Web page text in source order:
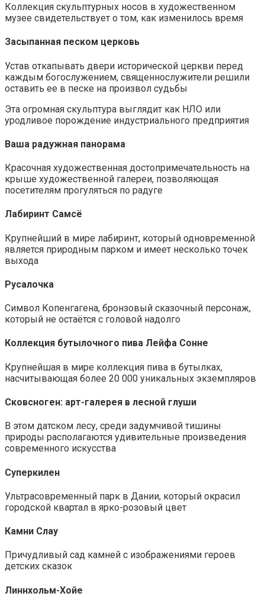
Коллекция скульптурных носов в художественном
музее свидетельствует о том, как изменилось время
Засыпанная песком церковь
Устав откапывать двери исторической церкви перед
каждым богослужением, священнослужители решили
оставить ее в песке на произвол судьбы
Эта огромная скульптура выглядит как НЛО или
уродливое порождение индустриального предприятия
Ваша радужная панорама
Красочная художественная достопримечательность на
крыше художественной галереи, позволяющая
посетителям прогуляться по радуге
Лабиринт Самсё
Крупнейший в мире лабиринт, который одновременной
является природным парком и имеет несколько точек
выхода
Русалочка
Символ Копенгагена, бронзовый сказочный персонаж,
который не остаётся с головой надолго
Коллекция бутылочного пива Лейфа Сонне
Крупнейшая в мире коллекция пива в бутылках,
насчитывающая более 20 000 уникальных экземпляров
Сковсноген: арт-галерея в лесной глуши
В этом датском лесу, среди задумчивой тишины
природы располагаются удивительные произведения
современного искусства
Суперкилен
Ультрасовременный парк в Дании, который окрасил
городской квартал в ярко-розовый цвет
Камни Слау
Причудливый сад камней с изображениями героев
детских сказок
Линнхольм-Хойе